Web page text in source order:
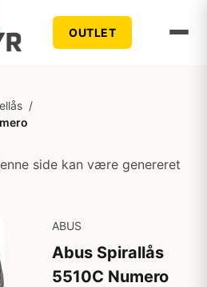
OUTLET
/
side kan være genereret
ABUS
Abus Spirallås
5510C Numero